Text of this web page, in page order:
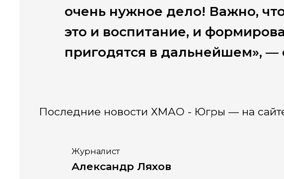
очень нужное дело! Важно,
это и воспитание, и
пригодятся в дальнейшем»,
Последние новости ХМАО - Югры — на сайте
Журналист
Александр Ляхов